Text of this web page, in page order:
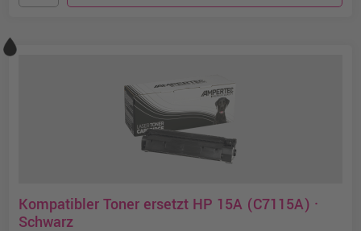
Kompatibler Toner ersetzt HP 15A (C7115A) ·
Schwarz